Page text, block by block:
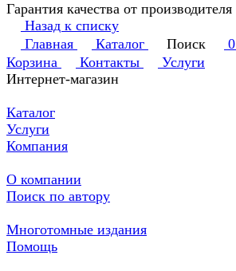
Гарантия качества от производителя
Назад к списку
Главная
Каталог Поиск 0
Корзина
Контакты
Услуги
Интернет-магазин
Каталог
Услуги
Компания
О компании
Поиск по автору
Многотомные издания
Помощь